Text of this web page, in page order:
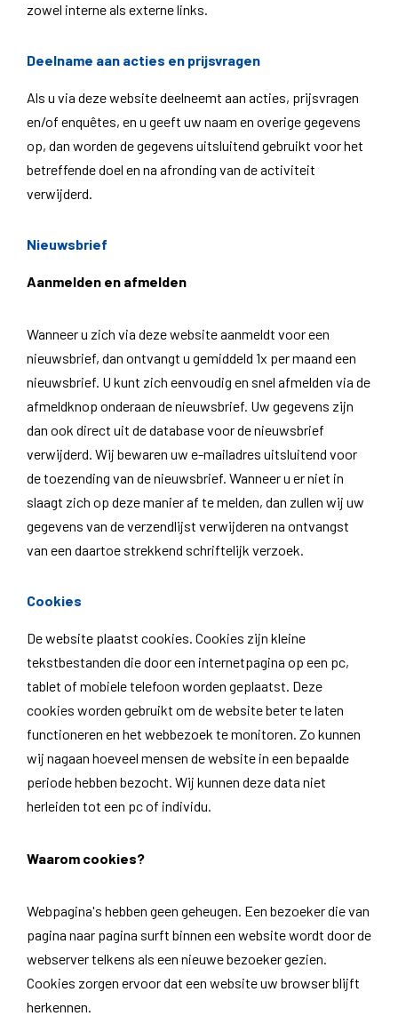
zowel interne als externe links.
Deelname aan acties en prijsvragen
Als u via deze website deelneemt aan acties, prijsvragen
en/of enquêtes, en u geeft uw naam en overige gegevens
op, dan worden de gegevens uitsluitend gebruikt voor het
betreffende doel en na afronding van de activiteit
verwijderd.
Nieuwsbrief
Aanmelden en afmelden
Wanneer u zich via deze website aanmeldt voor een
nieuwsbrief, dan ontvangt u gemiddeld 1x per maand een
nieuwsbrief. U kunt zich eenvoudig en snel afmelden via de
afmeldknop onderaan de nieuwsbrief. Uw gegevens zijn
dan ook direct uit de database voor de nieuwsbrief
verwijderd. Wij bewaren uw e-mailadres uitsluitend voor
de toezending van de nieuwsbrief. Wanneer u er niet in
slaagt zich op deze manier af te melden, dan zullen wij uw
gegevens van de verzendlijst verwijderen na ontvangst
van een daartoe strekkend schriftelijk verzoek.
Cookies
De website plaatst cookies. Cookies zijn kleine
tekstbestanden die door een internetpagina op een pc,
tablet of mobiele telefoon worden geplaatst. Deze
cookies worden gebruikt om de website beter te laten
functioneren en het webbezoek te monitoren. Zo kunnen
wij nagaan hoeveel mensen de website in een bepaalde
periode hebben bezocht. Wij kunnen deze data niet
herleiden tot een pc of individu.
Waarom cookies?
Webpagina's hebben geen geheugen. Een bezoeker die van
pagina naar pagina surft binnen een website wordt door de
webserver telkens als een nieuwe bezoeker gezien.
Cookies zorgen ervoor dat een website uw browser blijft
herkennen.